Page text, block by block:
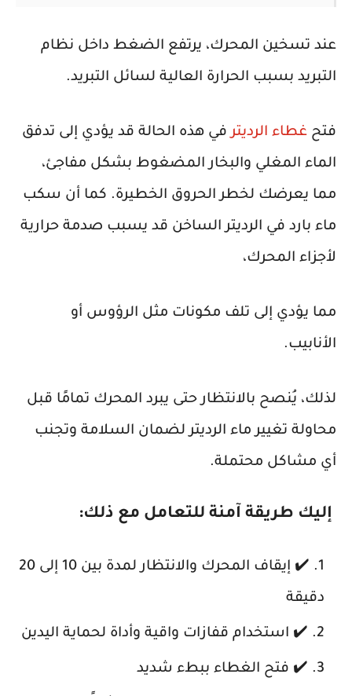
عند تسخين المحرك، يرتفع الضغط داخل نظام
التبريد بسبب الحرارة العالية لسائل التبريد.
فتح غطاء الرديترفي هذه الحالة قد يؤدي إلى تدفق
الماء المغلي والبخار المضغوط بشكل مفاجئ،
مما يعرضك لخطر الحروق الخطيرة. كما أن سكب
ماء بارد في الرديتر الساخن قد يسبب صدمة حرارية
لأجزاء المحرك،
مما يؤدي إلى تلف مكونات مثل الرؤوس أو
الأنابيب.
لذلك، يُنصح بالانتظار حتى يبرد المحرك تمامًا قبل
محاولة تغيير ماء الرديتر لضمان السلامة وتجنب
أي مشاكل محتملة.
إليك طريقة آمنة للتعامل مع ذلك:
✔️ إيقاف المحرك والانتظار لمدة بين 10 إلى 20
دقيقة
✔️ استخدام قفازات واقية وأداة لحماية اليدين
✔️ فتح الغطاء ببطء شديد